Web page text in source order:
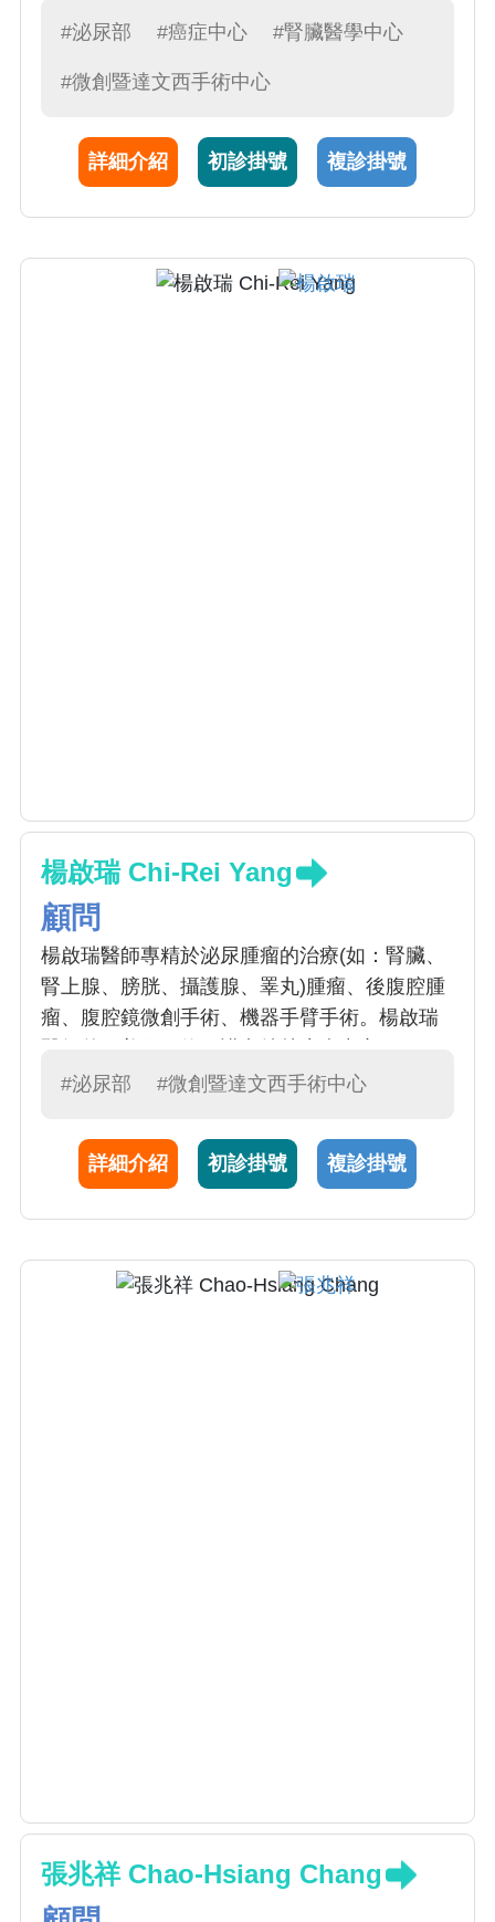
癌臨床指引編撰。於 2008 及 2012 分別前往加
Celebration 醫院進修機器手臂手術；亦專精於
療 (HIFU)，提供病人個人化的治療
#泌尿部 #癌症中心 #腎臟醫學中心
#微創暨達文西手術中心
詳細介紹 初診掛號 複診掛號
楊啟瑞 Chi-Rei Yang
顧問
楊啟瑞醫師專精於泌尿腫瘤的治療(如：腎臟、
腎上腺、膀胱、攝護腺、睪丸)腫瘤、後腹腔腫
瘤、腹腔鏡微創手術、機器手臂手術。楊啟瑞
Kettering Cancer Center)擔任泌尿腫瘤研究
瘤委員會委員。
#泌尿部 #微創暨達文西手術中心
詳細介紹 初診掛號 複診掛號
張兆祥 Chao-Hsiang Chang